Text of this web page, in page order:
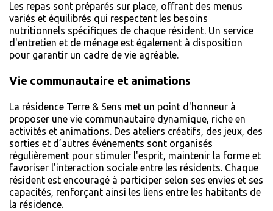
Les repas sont préparés sur place, offrant des menus
variés et équilibrés qui respectent les besoins
nutritionnels spécifiques de chaque résident. Un service
d'entretien et de ménage est également à disposition
pour garantir un cadre de vie agréable.
Vie communautaire et animations
La résidence Terre & Sens met un point d'honneur à
proposer une vie communautaire dynamique, riche en
activités et animations. Des ateliers créatifs, des jeux, des
sorties et d’autres événements sont organisés
régulièrement pour stimuler l'esprit, maintenir la forme et
favoriser l'interaction sociale entre les résidents. Chaque
résident est encouragé à participer selon ses envies et ses
capacités, renforçant ainsi les liens entre les habitants de
la résidence.